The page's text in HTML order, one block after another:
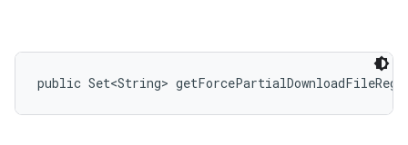
public Set<String>